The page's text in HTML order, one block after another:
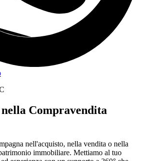
Compravendita
nell'acquisto, nella vendita o nella
immobiliare. Mettiamo al tuo